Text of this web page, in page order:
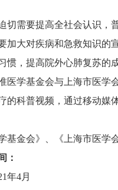
切需要提高全社会认识，
加大对疾病和急救知识的
惯，提高院外心肺复苏的
医学基金会与上海市医学
的科普视频，通过移动媒
基金会》、《 上海市医学
：
年4月